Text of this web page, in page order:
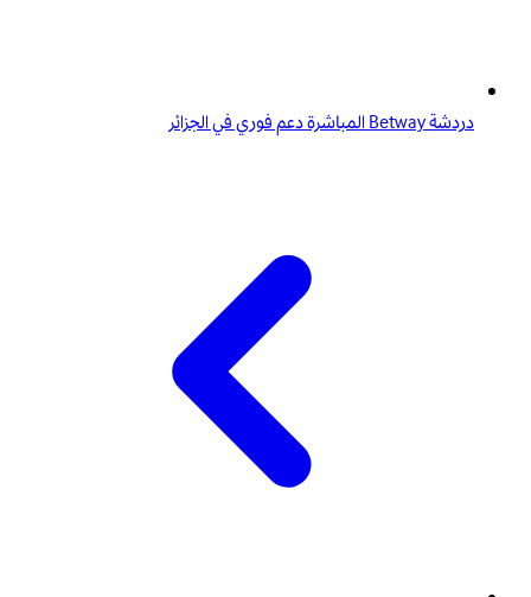
دردشة Betway المباشرة دعم فوري في الجزائر